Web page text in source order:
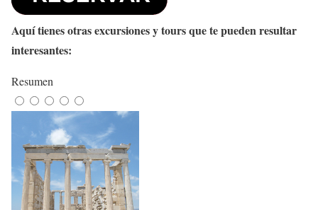
Aquí tienes otras excursiones y tours que te pueden resultar
interesantes:
Resumen